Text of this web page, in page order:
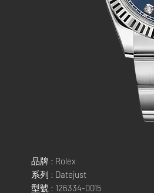
品牌 : Rolex
系列 : Datejust
型號 : 126334-0015